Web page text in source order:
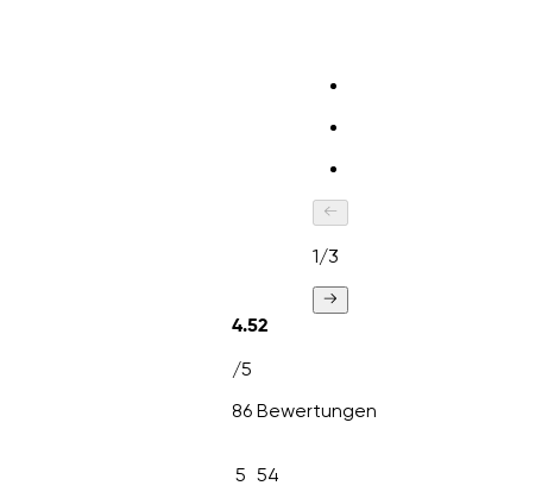
1/3
4.52
/5
86 Bewertungen
5 54